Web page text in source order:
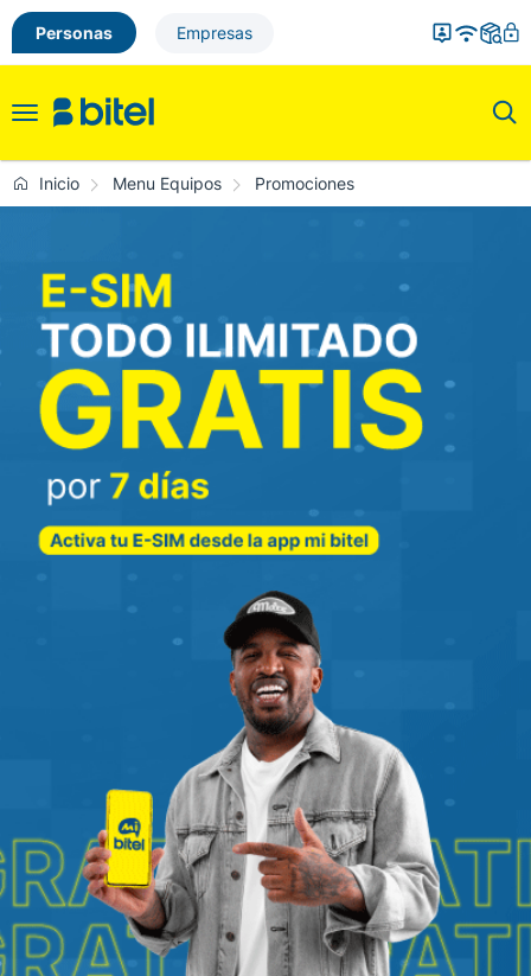
Personas Empresas
Toggle
Inicio Menu Equipos Promociones